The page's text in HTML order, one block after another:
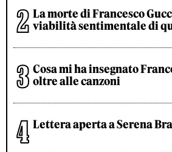
La morte di Francesco
viabilità sentimentale di
Cosa mi ha insegnato
oltre alle canzoni
Lettera aperta a Serena